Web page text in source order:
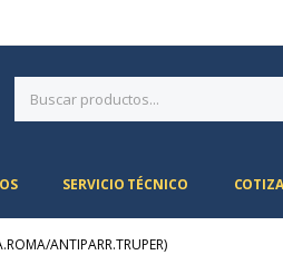
SERVICIO TÉCNICO
ANTIPARR.TRUPER)